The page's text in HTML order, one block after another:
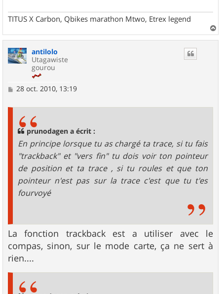
TITUS X Carbon, Qbikes marathon Mtwo, Etrex legend
a
antilolo
Utagawiste
gourou
M
28 oct. 2010, 13:19
prunodagen a écrit :
En principe lorsque tu as chargé ta trace, si tu fais
"trackback" et "vers fin" tu dois voir ton pointeur
de position et ta trace , si tu roules et que ton
pointeur n'est pas sur la trace c'est que tu t'es
fourvoyé
La fonction trackback est a utiliser avec le
compas, sinon, sur le mode carte, ça ne sert à
rien....